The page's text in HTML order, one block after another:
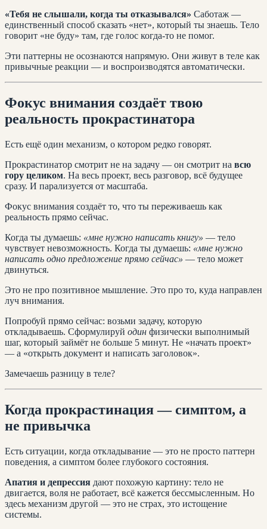
«Тебя не слышали, когда ты отказывался» Саботаж —
единственный способ сказать «нет», который ты знаешь. Тело
говорит «не буду» там, где голос когда-то не помог.
Эти паттерны не осознаются напрямую. Они живут в теле как
привычные реакции — и воспроизводятся автоматически.
Фокус внимания создаёт твою
реальность прокрастинатора
Есть ещё один механизм, о котором редко говорят.
Прокрастинатор смотрит не на задачу — он смотрит на всю
гору целиком. На весь проект, весь разговор, всё будущее
сразу. И парализуется от масштаба.
Фокус внимания создаёт то, что ты переживаешь как
реальность прямо сейчас.
Когда ты думаешь: «мне нужно написать книгу» — тело
чувствует невозможность. Когда ты думаешь: «мне нужно
написать одно предложение прямо сейчас» — тело может
двинуться.
Это не про позитивное мышление. Это про то, куда направлен
луч внимания.
Попробуй прямо сейчас: возьми задачу, которую
откладываешь. Сформулируй один физически выполнимый
шаг, который займёт не больше 5 минут. Не «начать проект»
— а «открыть документ и написать заголовок».
Замечаешь разницу в теле?
Когда прокрастинация — симптом, а
не привычка
Есть ситуации, когда откладывание — это не просто паттерн
поведения, а симптом более глубокого состояния.
Апатия и депрессия дают похожую картину: тело не
двигается, воля не работает, всё кажется бессмысленным. Но
здесь механизм другой — это не страх, это истощение
системы.